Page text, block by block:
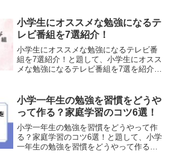
小学生にオススメな勉強になるテ
レビ番組を7選紹介！
小学生にオススメな勉強になるテレビ番
組を7選紹介！と題して、小学生にオスス
メな勉強になるテレビ番組を7選を紹介し
小学一年生の勉強を習慣をどうや
って作る？家庭学習のコツ6選！
小学一年生の勉強を習慣をどうやって作
る？家庭学習のコツ6選！と題して、小学
一年生の勉強を習慣をどうやって作る？